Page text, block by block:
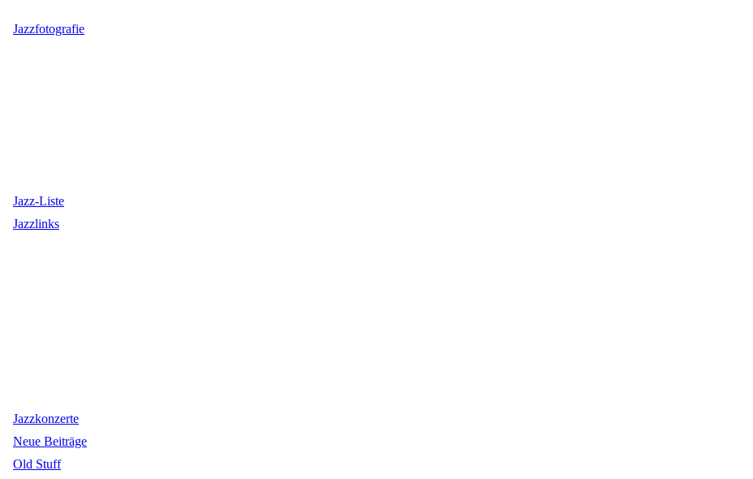
Jazzfotografie
Jazz-Liste
Jazzlinks
Jazzkonzerte
Neue Beiträge
Old Stuff